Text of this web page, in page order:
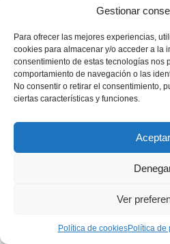
Gestionar
Para ofrecer las mejores experiencias,
cookies para almacenar y/o acceder a la
consentimiento de estas tecnologías nos
comportamiento de navegación o las
No consentir o retirar el consentimiento,
ciertas características y funciones.
Aceptar
Ver
Política de cookiesPolítica de
¿Por qué
of the Wild
cachorros con
Taste of the Wild con
de piensos naturales para
más barato y ofrece una
el desarrollo de tu cachorro.
Además de ser deliciosa, la
Wild es altamente nutritiva